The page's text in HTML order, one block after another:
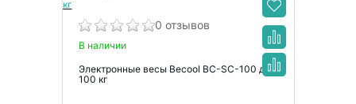
0 отзывов
В наличии
Электронные весы Becool BC-SC-100 до
100 кг